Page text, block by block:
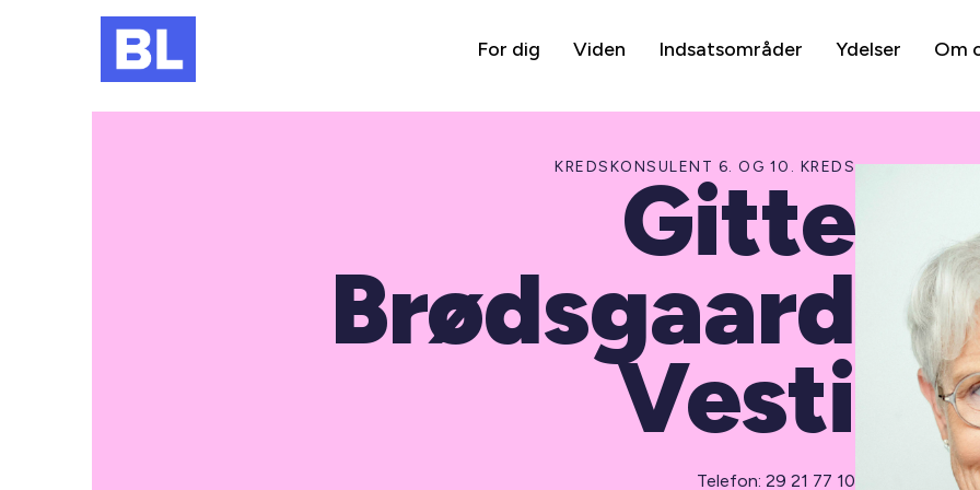
For dig Viden Indsatsområder Ydelser Om
KREDSKONSULENT 6. OG 10. KREDS
Gitte
Brødsgaard
Vesti
Telefon: 29 21 77 10